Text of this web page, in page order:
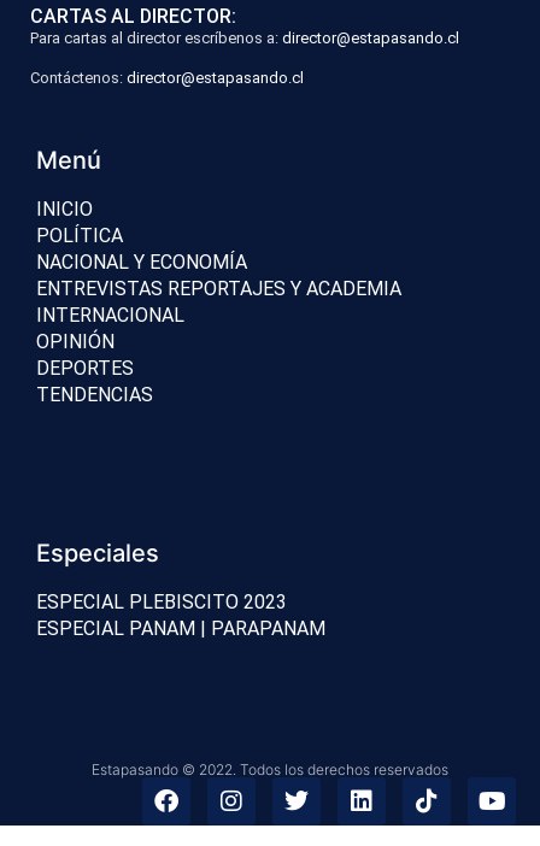
CARTAS AL DIRECTOR:
Para cartas al director escríbenos a: director@estapasando.cl
Contáctenos: director@estapasando.cl
Menú
INICIO
POLÍTICA
NACIONAL Y ECONOMÍA
ENTREVISTAS REPORTAJES Y ACADEMIA
INTERNACIONAL
OPINIÓN
DEPORTES
TENDENCIAS
Especiales
ESPECIAL PLEBISCITO 2023
ESPECIAL PANAM | PARAPANAM
Estapasando © 2022. Todos los derechos reservados